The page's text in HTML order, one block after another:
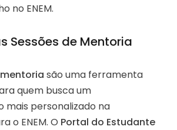
no ENEM.
Sessões de Mentoria
são uma ferramenta
quem busca um
mais personalizado na
o ENEM. O Portal do Estudante